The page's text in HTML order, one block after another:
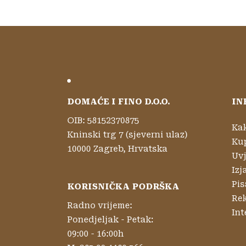
DOMAĆE I FINO D.O.O.
OIB: 58152370875
Kninski trg 7 (sjeverni ulaz)
10000 Zagreb, Hrvatska
KORISNIČKA PODRŠKA
Radno vrijeme:
Ponedjeljak - Petak:
09:00 - 16:00h